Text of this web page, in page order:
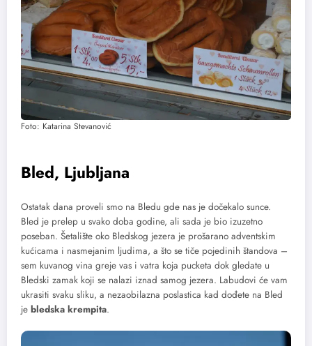
Foto: Katarina Stevanović
Bled, Ljubljana
Ostatak dana proveli smo na Bledu gde nas je dočekalo sunce.
Bled je prelep u svako doba godine, ali sada je bio izuzetno
poseban. Šetalište oko Bledskog jezera je prošarano adventskim
kućicama i nasmejanim ljudima, a što se tiče pojedinih štandova –
sem kuvanog vina greje vas i vatra koja pucketa dok gledate u
Bledski zamak koji se nalazi iznad samog jezera. Labudovi će vam
ukrasiti svaku sliku, a nezaobilazna poslastica kad dođete na Bled
je bledska krempita.